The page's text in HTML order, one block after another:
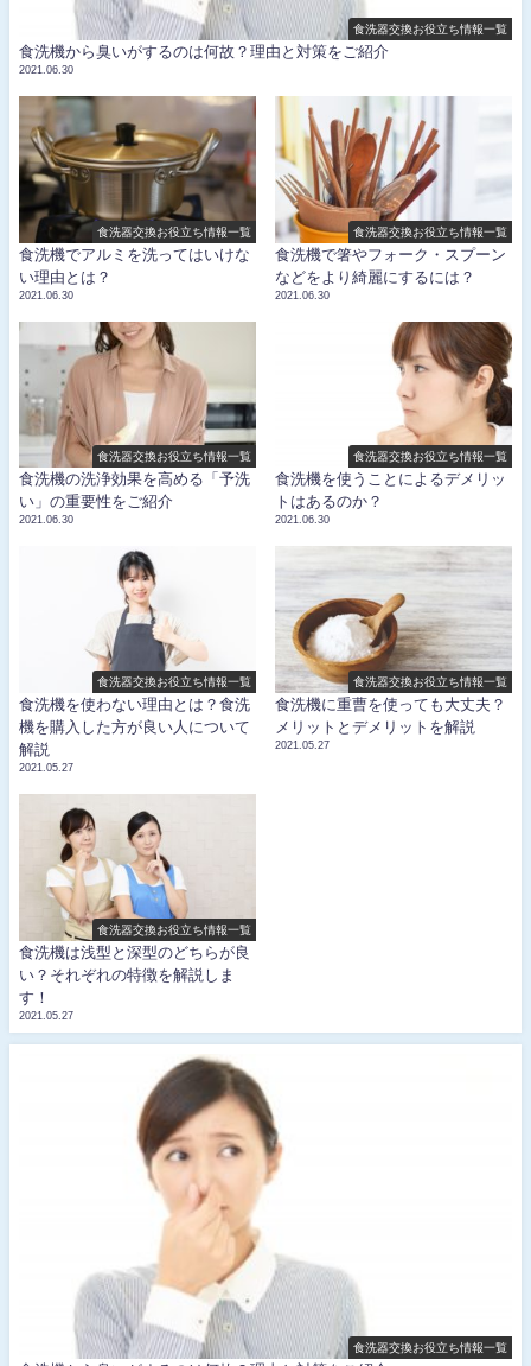
食洗器交換お役立ち情報一覧
食洗機から臭いがするのは何故？理由と対策をご紹介
2021.06.30
食洗器交換お役立ち情報一覧
食洗機でアルミを洗ってはいけな
い理由とは？
2021.06.30
食洗器交換お役立ち情報一覧
食洗機で箸やフォーク・スプーン
などをより綺麗にするには？
2021.06.30
食洗器交換お役立ち情報一覧
食洗機の洗浄効果を高める「予洗
い」の重要性をご紹介
2021.06.30
食洗器交換お役立ち情報一覧
食洗機を使うことによるデメリッ
トはあるのか？
2021.06.30
食洗器交換お役立ち情報一覧
食洗機を使わない理由とは？食洗
機を購入した方が良い人について
解説
2021.05.27
食洗器交換お役立ち情報一覧
食洗機に重曹を使っても大丈夫？
メリットとデメリットを解説
2021.05.27
食洗器交換お役立ち情報一覧
食洗機は浅型と深型のどちらが良
い？それぞれの特徴を解説しま
す！
2021.05.27
食洗器交換お役立ち情報一覧